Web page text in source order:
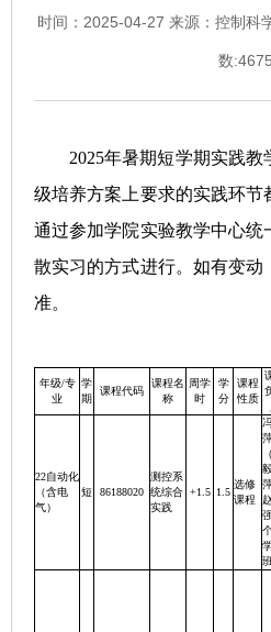
时间：2025-04-27 来源：控制科
数:4675
2025年暑期短学期实践教
级培养方案上要求的实践环节
通过参加学院实验教学中心统
散实习的方式进行。如有变动
准。
年级/专
业
学
期
课程代码
课程名
称
周学
时
学
分
课程
性质
22自动化
（含电
气）
短 86188020
测控系
统综合
实践
+1.5 1.5
选修
课程